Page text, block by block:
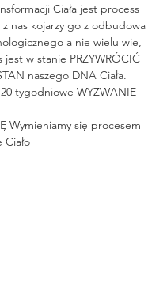
Ciała jest process
z nas kojarzy go z odbudowa
a nie wielu wie,
w stanie PRZYWRÓCIĆ
naszego DNA Ciała.
tygodniowe WYZWANIE
Wymieniamy się procesem
Ciało